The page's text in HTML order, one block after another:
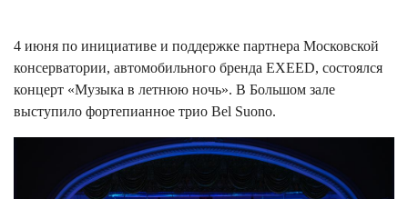
4 июня по инициативе и поддержке партнера Московской
консерватории, автомобильного бренда EXEED, состоялся
концерт «Музыка в летнюю ночь». В Большом зале
выступило фортепианное трио Bel Suono.